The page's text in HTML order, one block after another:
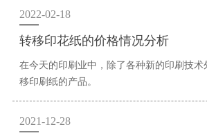
2022-02-18
转移印花纸的价格情况分析
在今天的印刷业中，除了各种新的印刷技
移印刷纸的产品。
2021-12-28